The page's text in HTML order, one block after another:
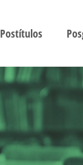
Postítulos